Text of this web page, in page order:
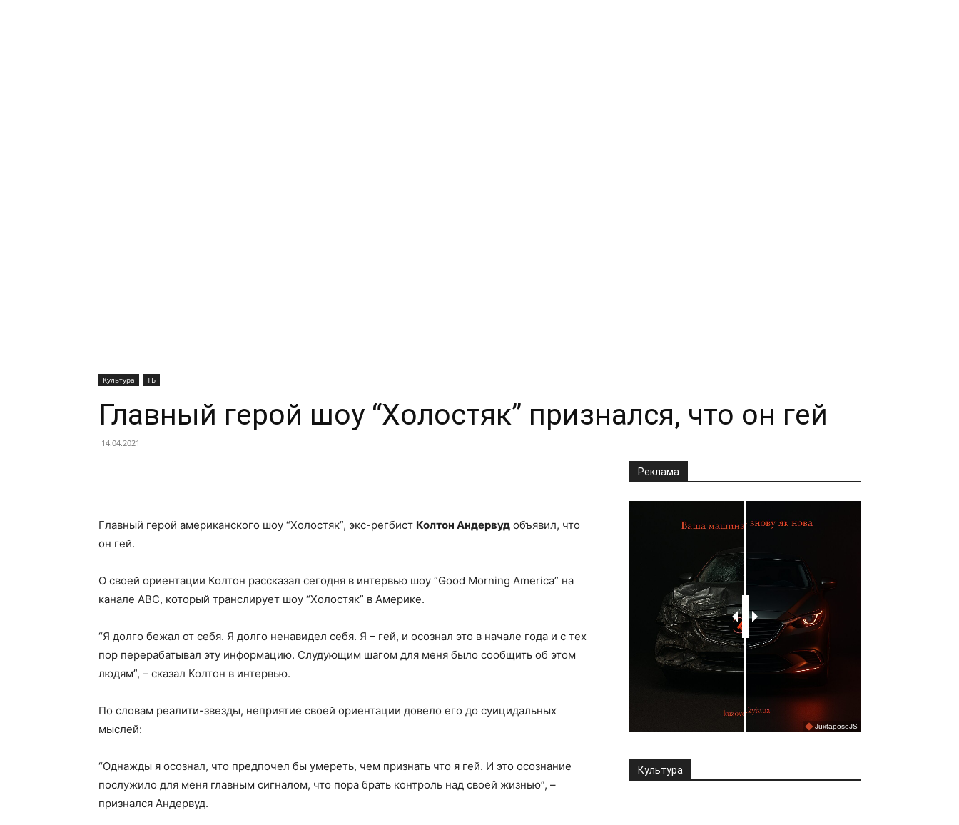
Культура ТБ
Главный герой шоу “Холостяк” признался, что он гей
14.04.2021
Главный герой американского шоу “Холостяк”, экс-регбист Колтон Андервуд объявил, что
он гей.
О своей ориентации Колтон рассказал сегодня в интервью шоу “Good Morning America” на
канале ABC, который транслирует шоу “Холостяк” в Америке.
“Я долго бежал от себя. Я долго ненавидел себя. Я – гей, и осознал это в начале года и с тех
пор перерабатывал эту информацию. Слудующим шагом для меня было сообщить об этом
людям”, – сказал Колтон в интервью.
По словам реалити-звезды, неприятие своей ориентации довело его до суицидальных
мыслей:
“Однажды я осознал, что предпочел бы умереть, чем признать что я гей. И это осознание
послужило для меня главным сигналом, что пора брать контроль над своей жизнью”, –
признался Андервуд.
Реклама
Культура